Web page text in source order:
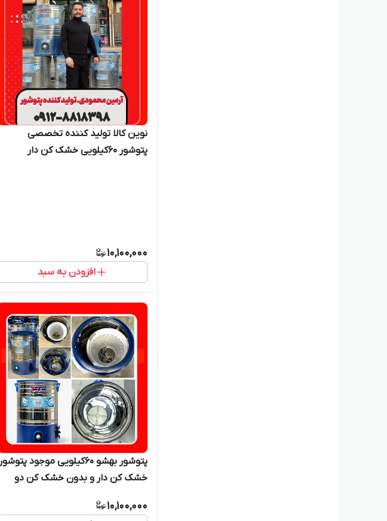
نوین کالا تولید کننده تخصصی
پتوشور ۶۰کیلویی خشک کن دار
10,100,000
افزودن به سبد
پتوشور بهشو ۶۰کیلویی موجود پتوشور
خشک کن دار و بدون خشک کن دو
10,100,000